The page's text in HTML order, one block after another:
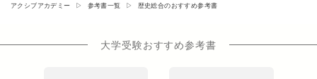
アクシブアカデミー 参考書一覧 歴史総合のおすすめ参考書
大学受験おすすめ参考書